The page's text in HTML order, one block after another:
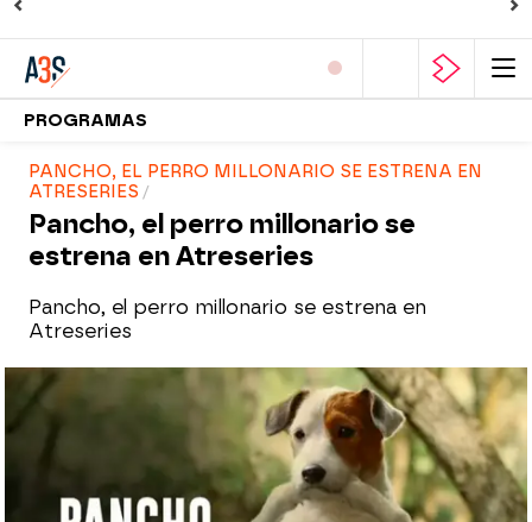
PROGRAMAS
PANCHO, EL PERRO MILLONARIO SE ESTRENA EN
ATRESERIES
Pancho, el perro millonario se
estrena en Atreseries
Pancho, el perro millonario se estrena en
Atreseries